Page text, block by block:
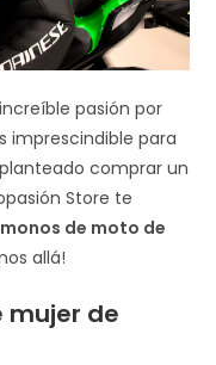
pasión por
imprescindible para
comprar un
Store te
de moto de
allá!
mujer de